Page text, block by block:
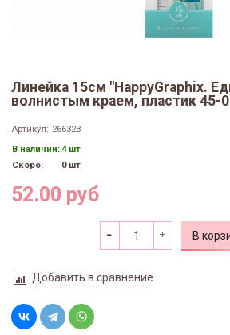
Линейка 15см "HappyGraphix.
волнистым краем, пластик 45-
Артикул: 266323
В наличии:4 шт
Скоро:
0 шт
52.00 руб
В
Добавить в сравнение